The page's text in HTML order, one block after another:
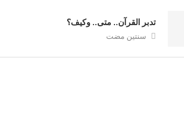
تدبر القرآن.. متى.. وكيف؟
سنتين مضت